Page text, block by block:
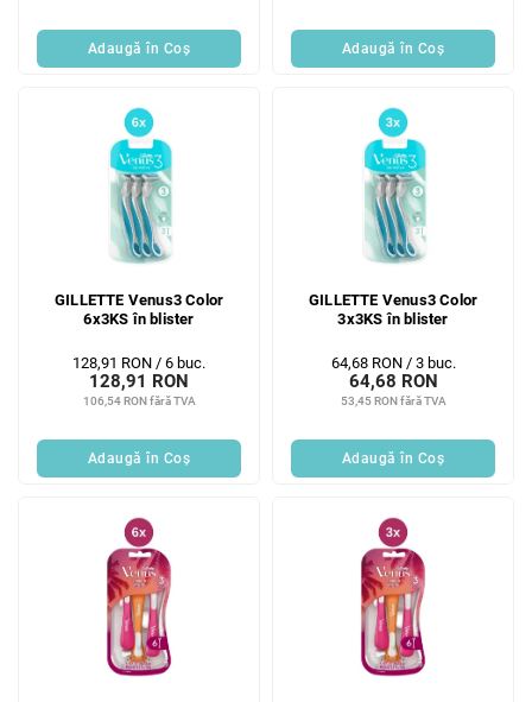
Adaugă în Coş Adaugă în Coş
GILLETTE Venus3 Color
6x3KS în blister
106,54 RON fără TVA
128,91 RON
Evaluare
preţ:
128,91 RON / 6 buc.
Adaugă în Coş
GILLETTE Venus3 Color
3x3KS în blister
53,45 RON fără TVA
64,68 RON
Evaluare
preţ:
64,68 RON / 3 buc.
Adaugă în Coş